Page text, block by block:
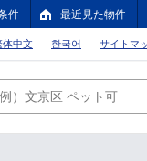
件 最近見た物件
体中文 한국어 サイトマ